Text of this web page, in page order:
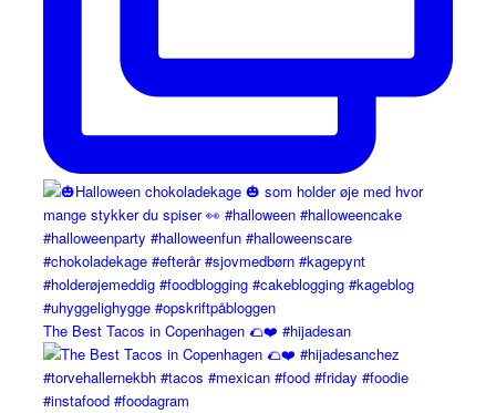
The Best Tacos in Copenhagen 🌮❤️ #hijadesan